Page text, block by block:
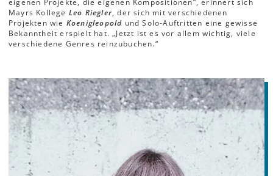
eigenen Projekte, die eigenen Kompositionen“, erinnert sich
Mayrs Kollege Leo Riegler, der sich mit verschiedenen
Projekten wie Koenigleopold und Solo-Auftritten eine gewisse
Bekanntheit erspielt hat. „Jetzt ist es vor allem wichtig, viele
verschiedene Genres reinzubuchen.“